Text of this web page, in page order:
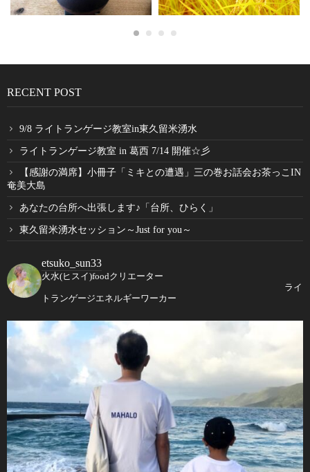
RECENT POST
9/8 ライトランゲージ教室in東久留米湧水
ライトランゲージ教室 in 葛西 7/14 開催☆彡
【感謝の満席】小冊子「ミキとの遭遇」三の巻お話会お茶っこIN
奄美大島
あなたの台所へ出張します♪「台所、ひらく」
東久留米湧水セッション～Just for you～
etsuko_sun33
火水(ヒスイ)foodクリエーター
ライ
トランゲージエネルギーワーカー